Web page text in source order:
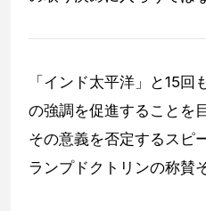
「インド太平洋」と15
の強調を促進することを
その意義を否定するスピ
ランプドクトリンの称賛